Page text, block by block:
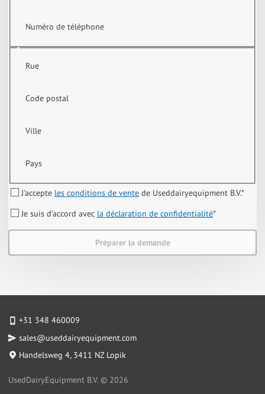
Numéro de téléphone
Rue
Code postal
Ville
Pays
J'accepte les conditions de vente de Useddairyequipment B.V.*
Je suis d’accord avec la déclaration de confidentialité*
Préparer la demande
+31 348 460009
sales@useddairyequipment.com
Handelsweg 4, 3411 NZ Lopik
UsedDairyEquipment B.V. © 2026